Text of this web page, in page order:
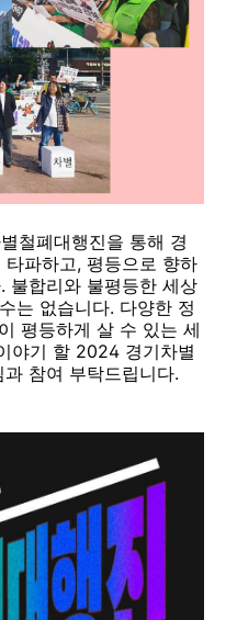
철폐대행진을 통해 경
파하고, 평등으로 향하
불합리와 불평등한 세상
는 없습니다. 다양한 정
평등하게 살 수 있는 세
야기 할 2024 경기차별
참여 부탁드립니다.